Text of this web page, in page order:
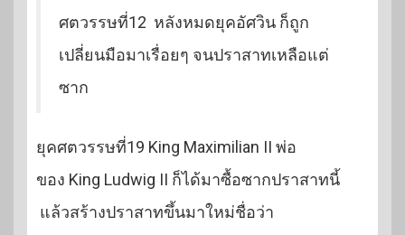
ศตวรรษที่12 หลังหมดยุคอัศวิน ก็ถูก
เปลี่ยนมือมาเรื่อยๆ จนปราสาทเหลือแต่
ซาก
ยุคศตวรรษที่19 King Maximilian II พ่อ
ของ King Ludwig II ก็ได้มาซื้อซากปราสาทนี้
แล้วสร้างปราสาทขึ้นมาใหม่ชื่อว่า